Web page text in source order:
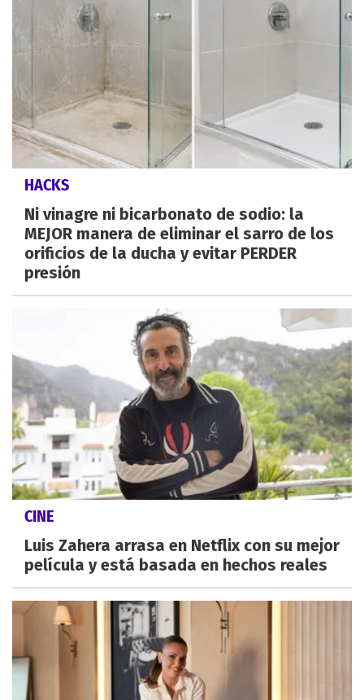
HACKS
Ni vinagre ni bicarbonato de sodio: la
MEJOR manera de eliminar el sarro de los
orificios de la ducha y evitar PERDER
presión
CINE
Luis Zahera arrasa en Netflix con su mejor
película y está basada en hechos reales